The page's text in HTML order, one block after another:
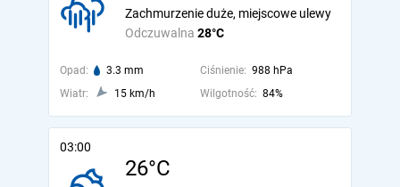
Odczuwalna 28°C
Zachmurzenie duże, miejscowe ulewy
Opad: 3.3 mm Ciśnienie: 988 hPa
Wiatr:
15 km/h Wilgotność: 84%
03:00
26°C